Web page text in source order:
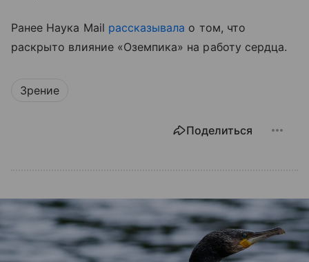
Ранее Наука Mail рассказывала о том, что
раскрыто влияние «Оземпика» на работу сердца.
Зрение
Поделиться